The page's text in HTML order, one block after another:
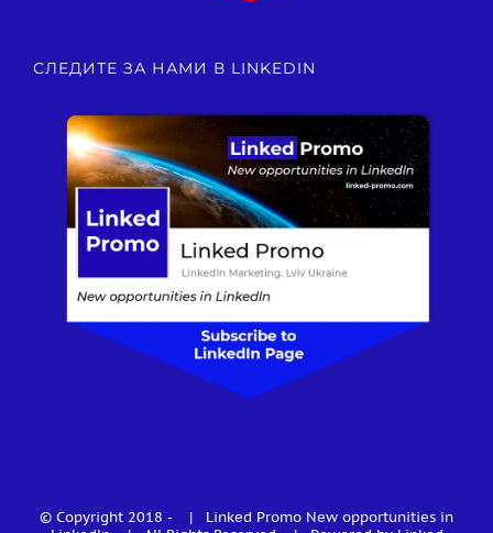
СЛЕДИТЕ ЗА НАМИ В LINKEDIN
© Copyright 2018 - | Linked Promo New opportunities in